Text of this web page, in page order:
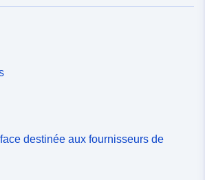
destinée aux fournisseurs de